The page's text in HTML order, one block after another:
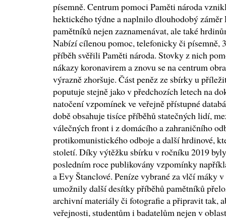
písemně. Centrum pomoci Paměti národa
hektického týdne a naplnilo dlouhodobý
pamětníků nejen zaznamenávat, ale také
Nabízí cílenou pomoc, telefonicky či písemně,
příběh svěřili Paměti národa. Stovky z nich
nákazy koronavirem a znovu se na centrum
výrazně zhoršuje. Část peněz ze sbírky u
poputuje stejně jako v předchozích letech na
natočení vzpomínek ve veřejně přístupné
době obsahuje tisíce příběhů statečných lidí,
válečných front i z domácího a zahraničního
protikomunistického odboje a další hrdinové,
století. Díky výtěžku sbírku v ročníku 2019
posledním roce publikovány vzpomínky
a Evy Štanclové. Peníze vybrané za vlčí máky
umožnily další desítky příběhů pamětníků
archivní materiály či fotografie a připravit tak,
veřejnosti, studentům i badatelům nejen v